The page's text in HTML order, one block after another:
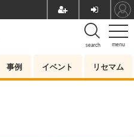
menu
search
事例 イベント リセマム